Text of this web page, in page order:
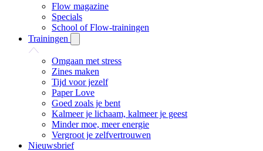
Flow magazine
Specials
School of Flow-trainingen
Trainingen
Omgaan met stress
Zines maken
Tijd voor jezelf
Paper Love
Goed zoals je bent
Kalmeer je lichaam, kalmeer je geest
Minder moe, meer energie
Vergroot je zelfvertrouwen
Nieuwsbrief